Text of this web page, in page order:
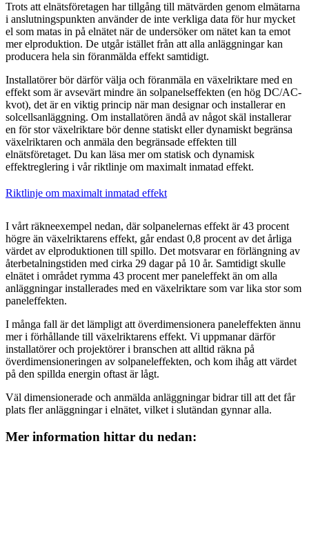
Trots att elnätsföretagen har tillgång till mätvärden genom elmätarna
i anslutningspunkten använder de inte verkliga data för hur mycket
el som matas in på elnätet när de undersöker om nätet kan ta emot
mer elproduktion. De utgår istället från att alla anläggningar kan
producera hela sin föranmälda effekt samtidigt.
Installatörer bör därför välja och föranmäla en växelriktare med en
effekt som är avsevärt mindre än solpanelseffekten (en hög DC/AC-
kvot), det är en viktig princip när man designar och installerar en
solcellsanläggning. Om installatören ändå av något skäl installerar
en för stor växelriktare bör denne statiskt eller dynamiskt begränsa
växelriktaren och anmäla den begränsade effekten till
elnätsföretaget. Du kan läsa mer om statisk och dynamisk
effektreglering i vår riktlinje om maximalt inmatad effekt.
Riktlinje om maximalt inmatad effekt
I vårt räkneexempel nedan, där solpanelernas effekt är 43 procent
högre än växelriktarens effekt, går endast 0,8 procent av det årliga
värdet av elproduktionen till spillo. Det motsvarar en förlängning av
återbetalningstiden med cirka 29 dagar på 10 år. Samtidigt skulle
elnätet i området rymma 43 procent mer paneleffekt än om alla
anläggningar installerades med en växelriktare som var lika stor som
paneleffekten.
I många fall är det lämpligt att överdimensionera paneleffekten ännu
mer i förhållande till växelriktarens effekt. Vi uppmanar därför
installatörer och projektörer i branschen att alltid räkna på
överdimensioneringen av solpaneleffekten, och kom ihåg att värdet
på den spillda energin oftast är lågt.
Väl dimensionerade och anmälda anläggningar bidrar till att det får
plats fler anläggningar i elnätet, vilket i slutändan gynnar alla.
Mer information hittar du nedan: